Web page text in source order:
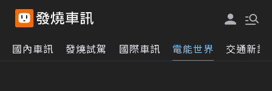
國內車訊 發燒試駕 國際車訊 電能世界 交通新訊